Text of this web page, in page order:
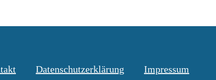
Datenschutzerklärung Impressum